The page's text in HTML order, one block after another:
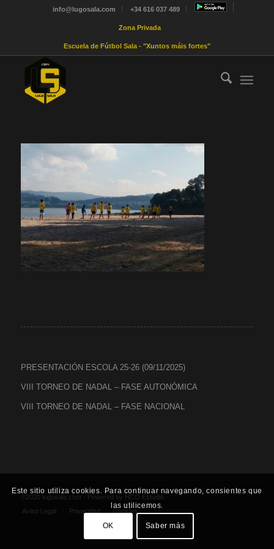
info@lugosala.com +34 616 037 489
Zona Privada
Escuela de Fútbol Sala - "Xuntos máis fortes"
PRESENTACIÓN ESCOLA 25-26 (09/11/2025)
VIII TORNEO DE NADAL – FASE AUTONÓMICA
VIII TORNEO DE NADAL – FASE NACIONAL
©2020 lugosala.com - Powered by HCO Estudio -
Aviso Legal
Privacidad Cookies
Este sitio utiliza cookies. Para continuar navegando, consientes que
las utilicemos.
OK Saber más